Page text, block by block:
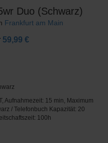
Duo (Schwarz)
Frankfurt am Main
59,99 €
Aufnahmezeit: 15 min, Maximum
/ Telefonbuch Kapazität: 20
100h